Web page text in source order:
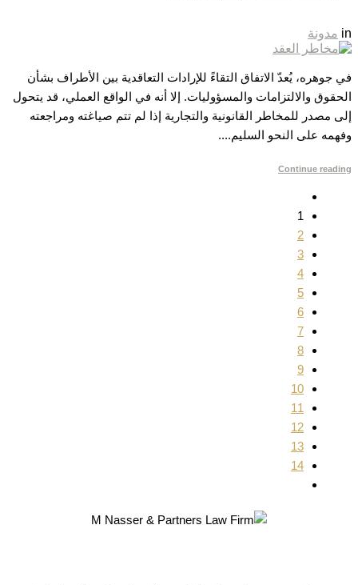
in مدونة
في جوهره، يُعدّ الاتفاق التقاءً للإرادات التعاقدية بين الأطراف بشأن
الحقوق والالتزامات والمسؤوليات. إلا أنه في الواقع العملي، قد يتحول
إلى مصدر للمخاطر القانونية والتجارية إذا لم تتم صياغته ومراجعته
وفهمه على النحو السليم....
Continue reading
1
2
3
4
5
6
7
8
9
10
11
12
13
14